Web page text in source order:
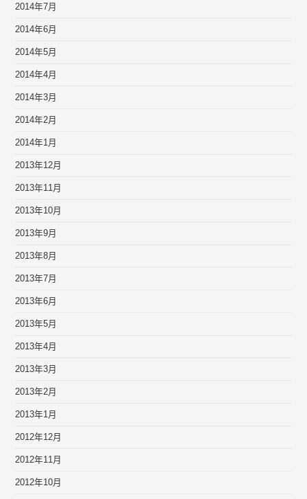
2014年7月
2014年6月
2014年5月
2014年4月
2014年3月
2014年2月
2014年1月
2013年12月
2013年11月
2013年10月
2013年9月
2013年8月
2013年7月
2013年6月
2013年5月
2013年4月
2013年3月
2013年2月
2013年1月
2012年12月
2012年11月
2012年10月